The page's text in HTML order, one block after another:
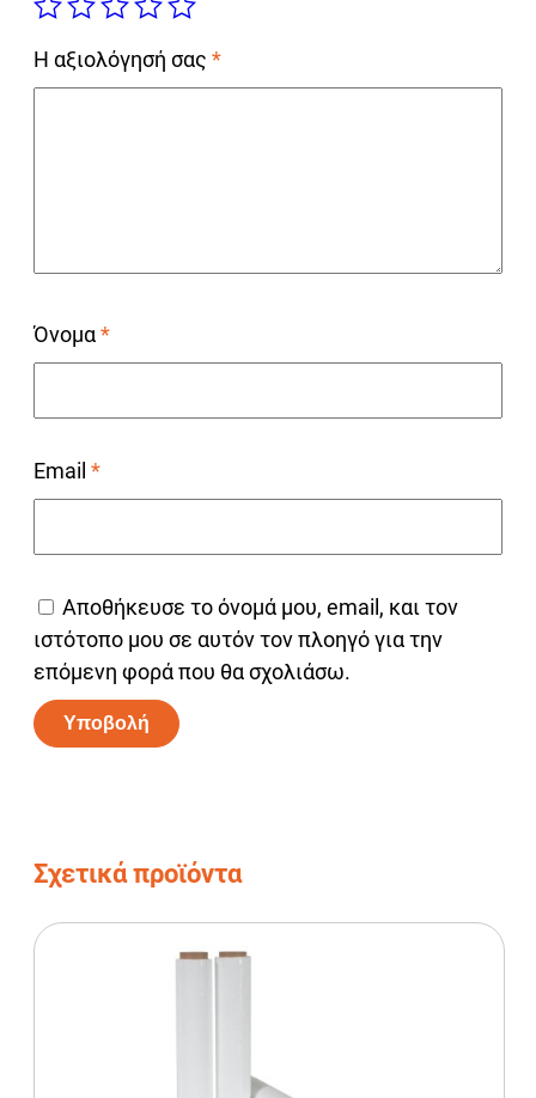
Η αξιολόγησή σας *
Όνομα*
Email *
Αποθήκευσε το όνομά μου, email, και τον
ιστότοπο μου σε αυτόν τον πλοηγό για την
επόμενη φορά που θα σχολιάσω.
Σχετικά προϊόντα